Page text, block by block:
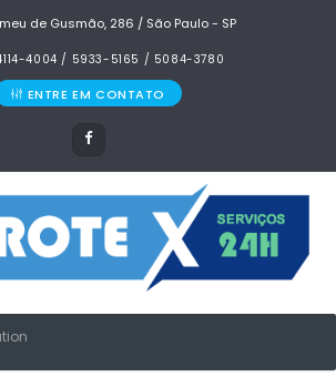
de Gusmão, 286 / São Paulo - SP
4004 / 5933-5165 / 5084-3780
ENTRE EM CONTATO